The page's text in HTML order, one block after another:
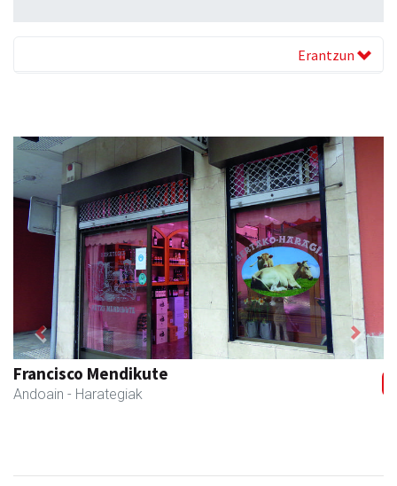
Erantzun
Francisco Mendikute
Andoain - Harategiak
Previous Next